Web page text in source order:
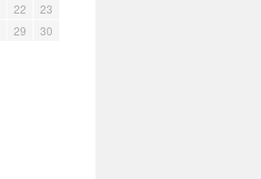
22
23
29
30